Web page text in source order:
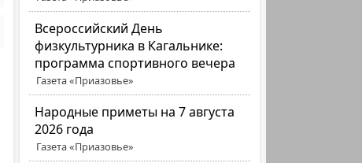
Всероссийский День
физкультурника в Кагальнике:
программа спортивного вечера
Газета «Приазовье»
Народные приметы на 7 августа
2026 года
Газета «Приазовье»